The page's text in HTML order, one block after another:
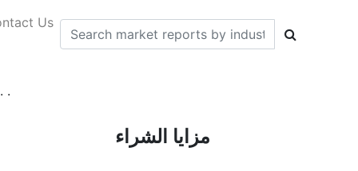
Us
تقرير تحليل حجم سوق
مزايا الشراء